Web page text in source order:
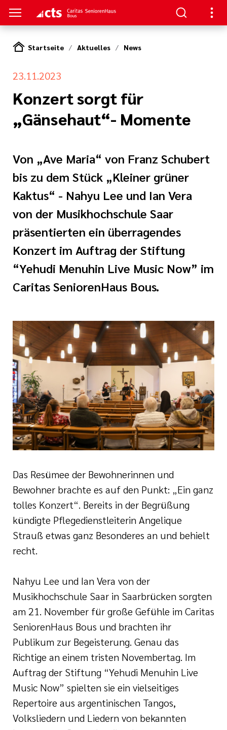
Arbeit
der cts
II
Startseite Aktuelles News
23.11.2023
Konzert sorgt für
„Gänsehaut“- Momente
Von „Ave Maria“ von Franz Schubert
bis zu dem Stück „Kleiner grüner
Kaktus“ - Nahyu Lee und Ian Vera
von der Musikhochschule Saar
präsentierten ein überragendes
Konzert im Auftrag der Stiftung
“Yehudi Menuhin Live Music Now” im
Caritas SeniorenHaus Bous.
Das Resümee der Bewohnerinnen und
Bewohner brachte es auf den Punkt: „Ein ganz
tolles Konzert“. Bereits in der Begrüßung
kündigte Pflegedienstleiterin Angelique
Strauß etwas ganz Besonderes an und behielt
recht.
Nahyu Lee und Ian Vera von der
Musikhochschule Saar in Saarbrücken sorgten
am 21. November für große Gefühle im Caritas
SeniorenHaus Bous und brachten ihr
Publikum zur Begeisterung. Genau das
Richtige an einem tristen Novembertag. Im
Auftrag der Stiftung “Yehudi Menuhin Live
Music Now” spielten sie ein vielseitiges
Repertoire aus argentinischen Tangos,
Volksliedern und Liedern von bekannten